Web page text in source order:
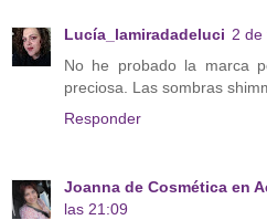
Lucía_lamiradadeluci 2 de
No he probado la marca
preciosa. Las sombras
Responder
Joanna de Cosmética en
las 21:09